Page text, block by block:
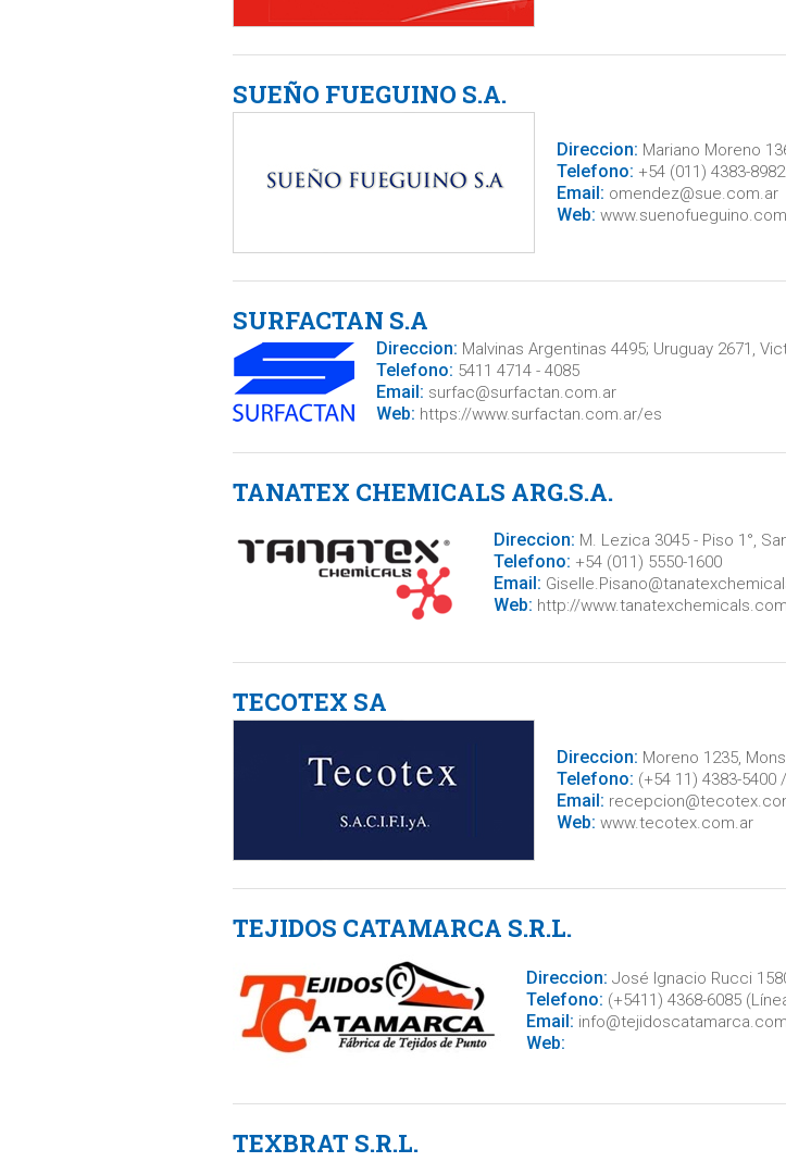
SUEÑO FUEGUINO S.A.
Direccion: Mariano Moreno
Telefono: +54 (011) 4383-8982
Email: omendez@sue.com.ar
Web:
SURFACTAN S.A
Direccion: Malvinas Argentinas 4495; Uruguay 2671,
Telefono: 5411 4714 - 4085
Email: surfac@surfactan.com.ar
Web: https://www.surfactan.com.ar/es
TANATEX CHEMICALS ARG.S.A.
Direccion: M. Lezica 3045 - Piso 1°,
Telefono: +54 (011) 5550-1600
Email:
Web: http://
TECOTEX SA
Direccion: Moreno 1235,
Telefono: (+54 11) 4383-5400
Email:
Web: www.tecotex.com.ar
TEJIDOS CATAMARCA S.R.L.
Direccion: José Ignacio Rucci
Telefono: (+5411) 4368-6085
Email:
Web:
TEXBRAT S.R.L.